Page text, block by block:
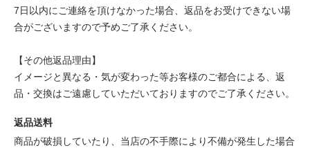
7日以内にご連絡を頂けなかった場合、返品をお受けできない場
合がございますので予めご了承ください。
【その他返品理由】
イメージと異なる・気が変わった等お客様のご都合による、返
品・交換はご遠慮していただいておりますのでご了承ください。
返品送料
商品が破損していたり、当店の不手際により不備が発生した場合